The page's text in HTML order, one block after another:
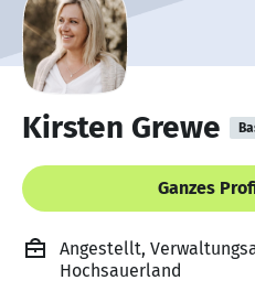
Kirsten Grewe
Ganzes
Angestellt,
Hochsauerland